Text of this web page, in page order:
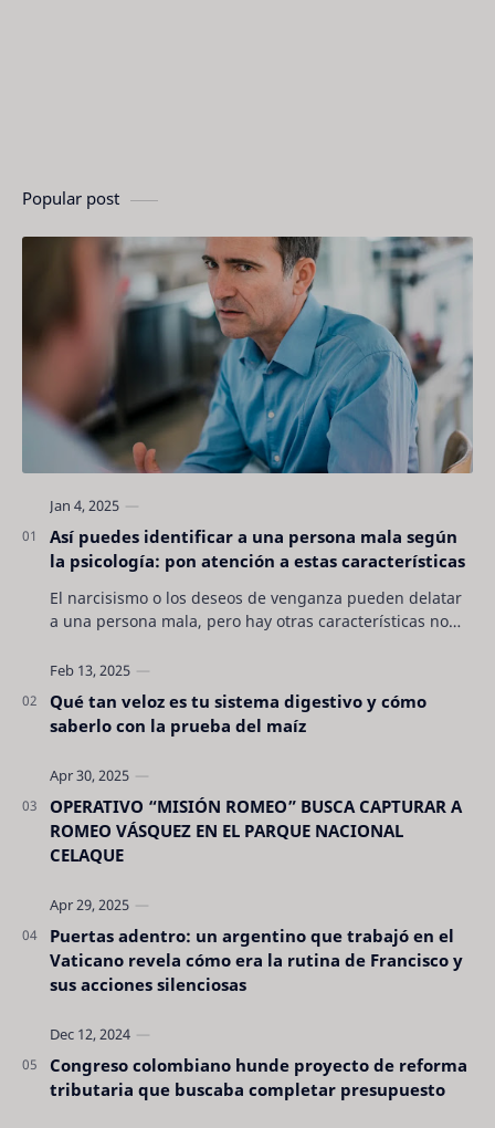
Popular post
Así puedes identificar a una persona mala según
la psicología: pon atención a estas características
El narcisismo o los deseos de venganza pueden delatar
a una persona mala, pero hay otras características no
Qué tan veloz es tu sistema digestivo y cómo
saberlo con la prueba del maíz
OPERATIVO “MISIÓN ROMEO” BUSCA CAPTURAR A
ROMEO VÁSQUEZ EN EL PARQUE NACIONAL
CELAQUE
Puertas adentro: un argentino que trabajó en el
Vaticano revela cómo era la rutina de Francisco y
sus acciones silenciosas
Congreso colombiano hunde proyecto de reforma
tributaria que buscaba completar presupuesto